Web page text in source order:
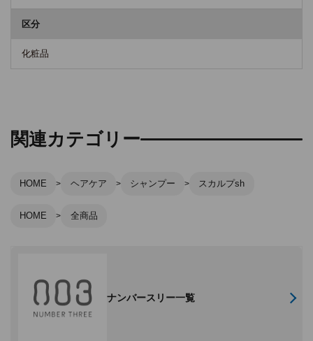
区分
化粧品
関連カテゴリー
HOME ヘアケア シャンプー スカルプsh
HOME 全商品
ナンバースリー一覧